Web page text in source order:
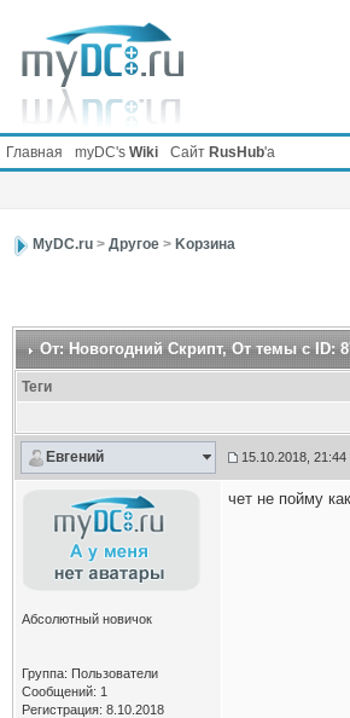
Главная myDC's Wiki Сайт RusHub'а
MyDC.ru> Другое> Kорзина
От: Новогодний Скрипт, От темы с ID:
Теги
Евгений 15.10.2018, 21:44
Абсолютный новичок
Группа: Пользователи
Сообщений: 1
Регистрация: 8.10.2018
чет не пойму